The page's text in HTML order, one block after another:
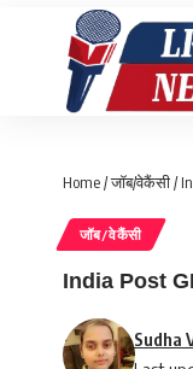
Home/जॉब/वेकैंसी/
जॉब/वेकैंसी
India Post
Sudha